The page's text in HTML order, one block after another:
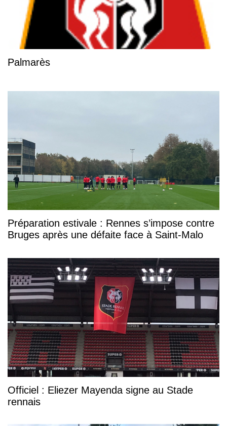
Palmarès
Préparation estivale : Rennes s’impose contre
Bruges après une défaite face à Saint-Malo
Officiel : Eliezer Mayenda signe au Stade
rennais